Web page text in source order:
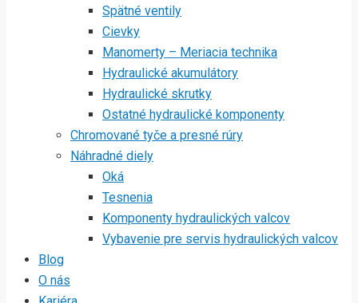
Spätné ventily
Cievky
Manomerty – Meriacia technika
Hydraulické akumulátory
Hydraulické skrutky
Ostatné hydraulické komponenty
Chromované tyče a presné rúry
Náhradné diely
Oká
Tesnenia
Komponenty hydraulických valcov
Vybavenie pre servis hydraulických valcov
Blog
O nás